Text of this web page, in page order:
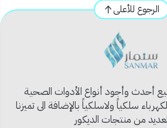
معدني عصريينسجم مع مختلف
تدفق المياه
ثابت وآمن
بدون أصوات مزعجة
وسهل التنظيف
الرجوع للأعلى
أحدث وأجود أنواع الأدوات الصحية
سلكياً ولاسلكياً بالإضافة الى تميزنا
من منتجات الديكور